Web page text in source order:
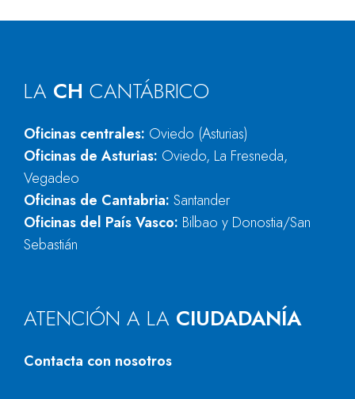
LA CH CANTÁBRICO
Oficinas centrales: Oviedo (Asturias)
Oficinas de Asturias: Oviedo, La Fresneda,
Vegadeo
Oficinas de Cantabria: Santander
Oficinas del País Vasco: Bilbao y Donostia/San
Sebastián
ATENCIÓN A LA CIUDADANÍA
Contacta con nosotros